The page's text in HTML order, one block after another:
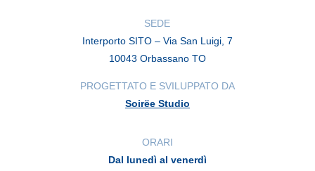
SEDE
Interporto SITO – Via San Luigi, 7
10043 Orbassano TO
PROGETTATO E SVILUPPATO DA
Soirëe Studio
ORARI
Dal lunedì al venerdì